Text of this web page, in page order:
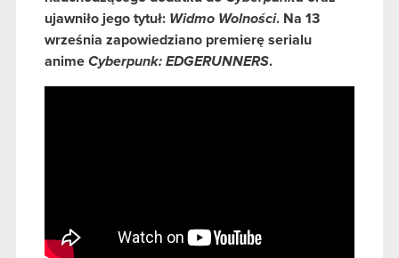
ujawniło jego tytuł: Widmo Wolności. Na 13
września zapowiedziano premierę serialu
anime Cyberpunk: EDGERUNNERS.